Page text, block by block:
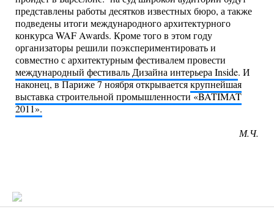
представлены работы десятков известных бюро, а также
подведены итоги международного архитектурного
конкурса WAF Awards. Кроме того в этом году
организаторы решили поэкспериментировать и
совместно с архитектурным фестивалем провести
международный фестиваль Дизайна интерьера Inside. И
наконец, в Париже 7 ноября открываетсякрупнейшая
выставка строительной промышленности «BATIMAT
2011».
М.Ч.